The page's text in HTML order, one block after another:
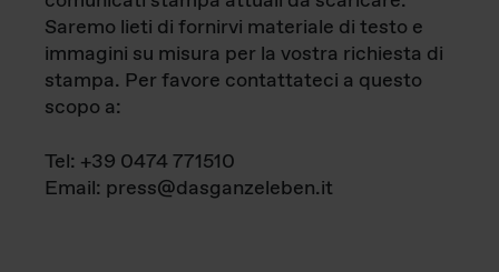
Saremo lieti di fornirvi materiale di testo e
immagini su misura per la vostra richiesta di
stampa. Per favore contattateci a questo
scopo a:
Tel: +39 0474 771510
Email: press@dasganzeleben.it